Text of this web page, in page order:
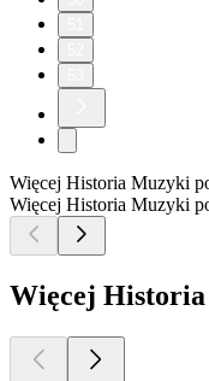
Więcej Historia Muzyki
Więcej Historia Muzyki
Więcej